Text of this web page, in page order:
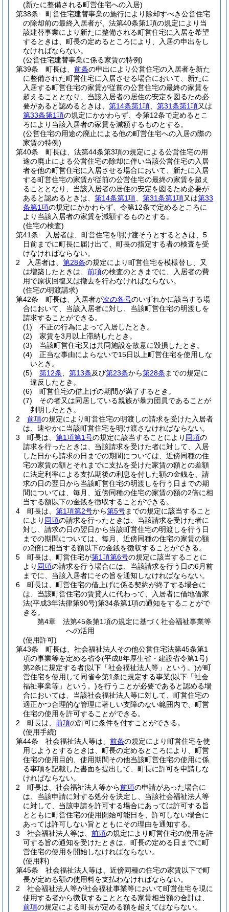
(新たに整備される町営住宅への入居)
第38条
町営住宅建替事業の施行により除却すべき公営住宅
の除却前の最終入居者が、法第40条第1項の規定により当
該建替事業により新たに整備される町営住宅に入居を希望
するときは、町長の定めるところにより、入居の申出をし
なければならない。
(公営住宅建替事業に係る家賃の特例)
第39条
町長は、 前条の申出により公営住宅の入居者を新た
に整備された町営住宅に入居させる場合において、新たに
入居する町営住宅の家賃が従前の公営住宅の最終の家賃を
超えることとなり、当該入居者の居住の安定を図るため必
要があると認めるときは、 第14条第1項 第31条第1項又は
第33条第1項の規定にかかわらず、令第12条で定めるとこ
ろにより当該入居者の家賃を減額するものとする。
(公営住宅の用途の廃止による他の町営住宅への入居の際の
家賃の特例)
第40条
町長は、法第44条第3項の規定による公営住宅の用
途の廃止による公営住宅の除却に伴い当該公営住宅の入居
者を他の町営住宅に入居させる場合において、新たに入居
する町営住宅の家賃が従前の公営住宅の最終の家賃を超え
ることとなり、当該入居者の居住の安定を図るため必要が
あると認めるときは、 第14条第1項 第31条第1項又は第33
条第1項の規定にかかわらず、令第12条で定めるところに
より当該入居者の家賃を減額するものとする。
(住宅の検査)
第41条
入居者は、町営住宅を明け渡そうとするときは、5
日前までに町長に届け出て、町長の指定する者の検査を受
けなければならない。
2
入居者は、 第28条の規定により町営住宅を模様替し、又
は増築したときは、 前項の検査のときまでに、入居者の費
用で原状回復又は撤去を行わなければならない。
(住宅の明渡請求)
第42条
町長は、入居者が次の各号のいずれかに該当する場
合において、当該入居者に対し、当該町営住宅の明渡しを
請求することができる。
(1)
不正の行為によって入居したとき。
(2)
家賃を3月以上滞納したとき。
(3)
当該町営住宅又は共同施設を故意に毀損したとき。
(4)
正当な事由によらないで15日以上町営住宅を使用しな
いとき。
(5)
第12条 第13条及び第23条から第28条 までの規定に
違反したとき。
(6)
町営住宅の借上げの期間が満了するとき。
(7)
その者又は同居している親族が暴力団員であることが
判明したとき。
2
前項の規定により町営住宅の明渡しの請求を受けた入居者
は、速やかに当該町営住宅を明け渡さなければならない。
3
町長は、 第1項第1号の規定に該当することにより 同項の
請求を行ったときは、当該請求を受けた者に対して、入居
した日から請求の日までの期間については、近傍同種の住
宅の家賃の額とそれまでに支払を受けた家賃の額との差額
に法定利率による支払期後の利息を付した額の金銭を、請
求の日の翌日から当該町営住宅の明渡しを行う日までの期
間については、毎月、近傍同種の住宅の家賃の額の2倍に相
当する額以下の金銭を徴収することができる。
4
町長は、 第1項第2号から第5号までの規定に該当すること
により 同項の請求を行ったときは、当該請求を受けた者に
対し、請求の日の翌日から当該町営住宅の明渡しを行う日
までの期間については、毎月、近傍同種の住宅の家賃の額
の2倍に相当する額以下の金銭を徴収することができる。
5
町長は、町営住宅が第1項第6号の規定に該当することに
より 同項の請求を行う場合には、当該請求を行う日の6月前
までに、当該入居者にその旨を通知しなければならない。
6
町長は、町営住宅の借上げに係る契約が終了する場合に
は、当該町営住宅の賃貸人に代わって、入居者に借地借家
法(平成3年法律第90号)第34条第1項の通知をすることがで
きる。
第4章
法第45条第1項の規定に基づく社会福祉事業等
への活用
(使用許可)
第43条
町長は、社会福祉法人その他公営住宅法第45条第1
項の事業等を定める省令(平成8年厚生省・建設省令第1号)
第2条に規定する者(以下「社会福祉法人等」という。)が町
営住宅を使用して同省令第1条に規定する事業(以下「社会
福祉事業等」という。)を行うことが必要であると認める場
合においては、当該社会福祉法人等に対して、町営住宅の
適正かつ合理的な管理に著しい支障のない範囲内で、町営
住宅の使用を許可することができる。
2
町長は、 前項の許可に条件を付すことができる。
(使用手続)
第44条
社会福祉法人等は、 前条の規定により町営住宅を使
用しようとするときは、町長の定めるところにより、町営
住宅の使用目的、使用期間その他当該町営住宅の使用に係
る事項を記載した書面を提出して、町長に許可を申請しな
ければならない。
2
町長は、社会福祉法人等から前項の申請があった場合に
は、当該申請に対する処分を決定し、当該社会福祉法人等
に対して、当該申請を許可する場合にあっては許可する旨
とともに町営住宅の使用開始可能日を、許可しない場合に
あっては許可しない旨とともにその理由を通知する。
3
社会福祉法人等は、 前項の規定により町営住宅の使用を許
可する旨の通知を受けたときは、町長の定める日までに町
営住宅の使用を開始しなければならない。
(使用料)
第45条
社会福祉法人等は、近傍同種の住宅の家賃以下で町
長が定める額の使用料を支払わなければならない。
2
社会福祉法人等が社会福祉事業等において町営住宅を現に
使用する者から徴収することとなる家賃相当額の合計は、
前項の規定による町長が定める額を超えてはならない。